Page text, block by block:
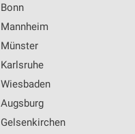
Bonn
Mannheim
Münster
Karlsruhe
Wiesbaden
Augsburg
Gelsenkirchen